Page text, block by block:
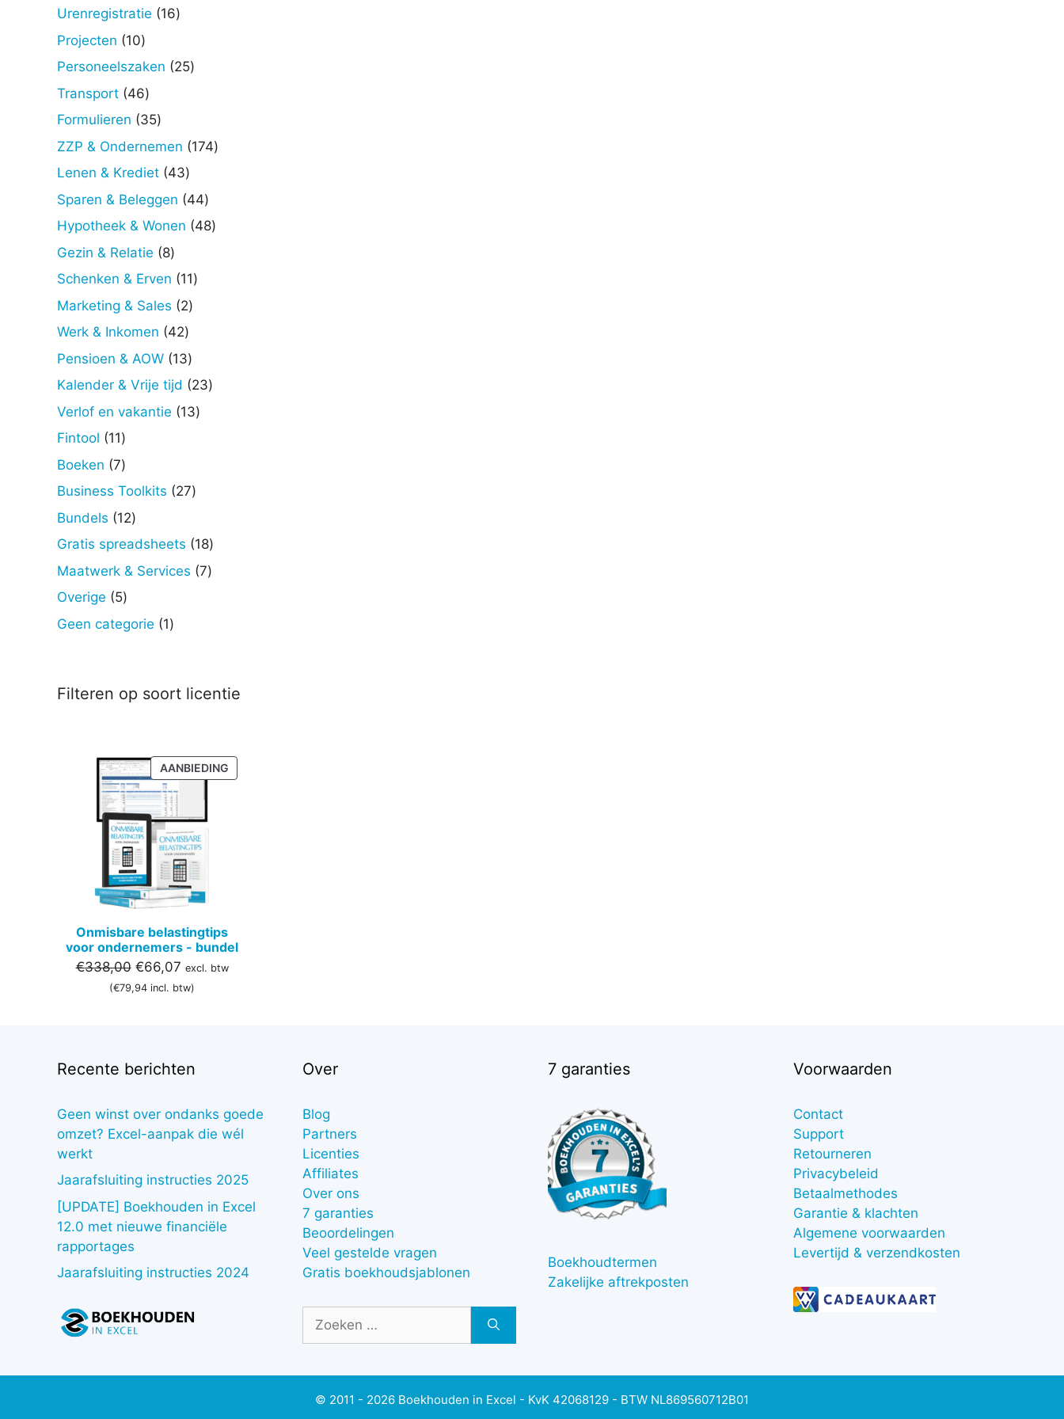
producten
Urenregistratie 1616
Projecten 1010
producten
Personeelszaken 2525
Transport 4646
producten
Formulieren 3535
producten
ZZP & Ondernemen 174174
Lenen & Krediet 4343
producten
Sparen & Beleggen 4444
producten
Hypotheek & Wonen 4848
Gezin & Relatie 88
producten
Schenken & Erven 1111
Marketing & Sales 22
Werk & Inkomen 4242
producten
Pensioen & AOW 1313
producten
Kalender & Vrije tijd 2323
Verlof en vakantie 1313
Fintool 1111
producten
Boeken 77
producten
Business Toolkits 2727
Bundels 1212
producten
Gratis spreadsheets 1818
producten
Maatwerk & Services 77
Overige 55
producten
Geen categorie 11
Filteren op soort licentie
AANBIEDINGPRODUCT
IN
Onmisbare belastingtips
voor ondernemers - bundel
€338,00 Oorspronkelijke
prijs
€66,07Huidige
prijs
excl. btw
(€79,94 incl. btw)
Recente berichten
Geen winst over ondanks goede
omzet? Excel-aanpak die wél
werkt
Jaarafsluiting instructies 2025
[UPDATE] Boekhouden in Excel
12.0 met nieuwe financiële
rapportages
Jaarafsluiting instructies 2024
Over
Blog
Partners
Licenties
Affiliates
Over ons
7 garanties
Beoordelingen
Veel gestelde vragen
Gratis boekhoudsjablonen
naar:
7 garanties
Boekhoudtermen
Zakelijke aftrekposten
Voorwaarden
Contact
Support
Retourneren
Privacybeleid
Betaalmethodes
Garantie & klachten
Algemene voorwaarden
Levertijd & verzendkosten
© 2011 - 2026 Boekhouden in Excel - KvK 42068129 - BTW NL869560712B01